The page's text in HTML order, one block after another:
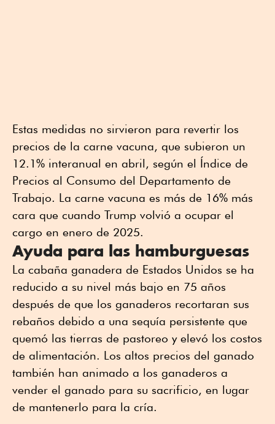
Estas medidas no sirvieron para revertir los
precios de la carne vacuna, que subieron un
12.1% interanual en abril, según el Índice de
Precios al Consumo del Departamento de
Trabajo. La carne vacuna es más de 16% más
cara que cuando Trump volvió a ocupar el
cargo en enero ⁠de 2025.
Ayuda para las hamburguesas
La cabaña ganadera de Estados Unidos se ha
⁠reducido a su nivel más bajo en 75 años
después de ⁠que los ganaderos recortaran sus
rebaños debido a una sequía persistente que
quemó las tierras de pastoreo y elevó los costos
de alimentación. Los altos precios del ⁠ganado
también han animado a los ganaderos a
vender el ganado para su sacrificio, en lugar
de mantenerlo para la cría.